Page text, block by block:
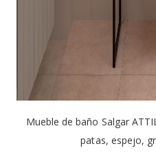
Mueble de baño Salgar
patas, espejo,